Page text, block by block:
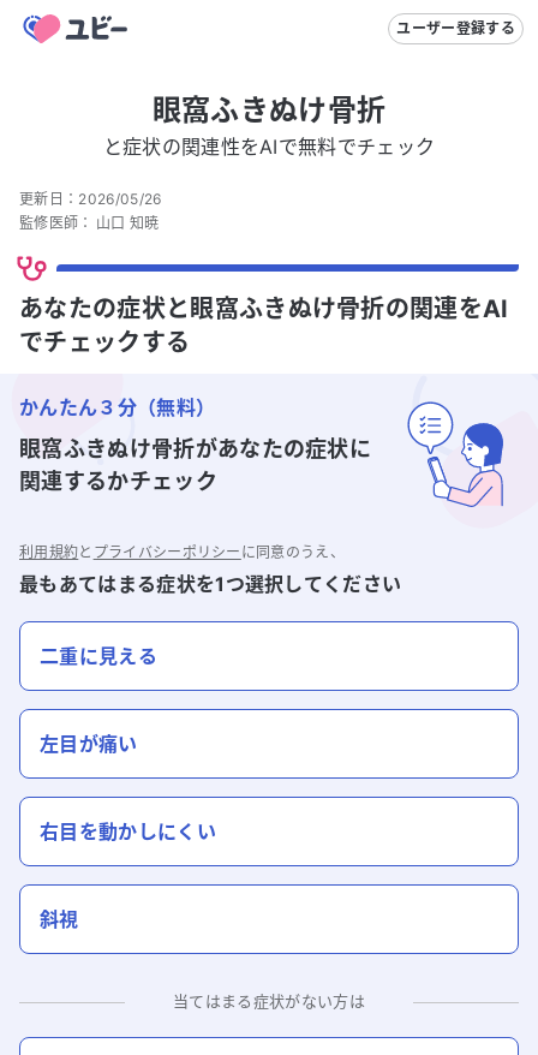
ユーザー登録する
眼窩ふきぬけ骨折
と症状の関連性をAIで無料でチェック
更新日： 2026/05/26
監修医師： 山口 知暁
あなたの症状と眼窩ふきぬけ骨折の関連をAI
でチェックする
かんたん３分（無料）
眼窩ふきぬけ骨折があなたの症状に
関連するかチェック
利用規約と プライバシーポリシー に同意のうえ、
最もあてはまる症状を1つ選択してください
二重に見える
左目が痛い
右目を動かしにくい
斜視
当てはまる症状がない方は